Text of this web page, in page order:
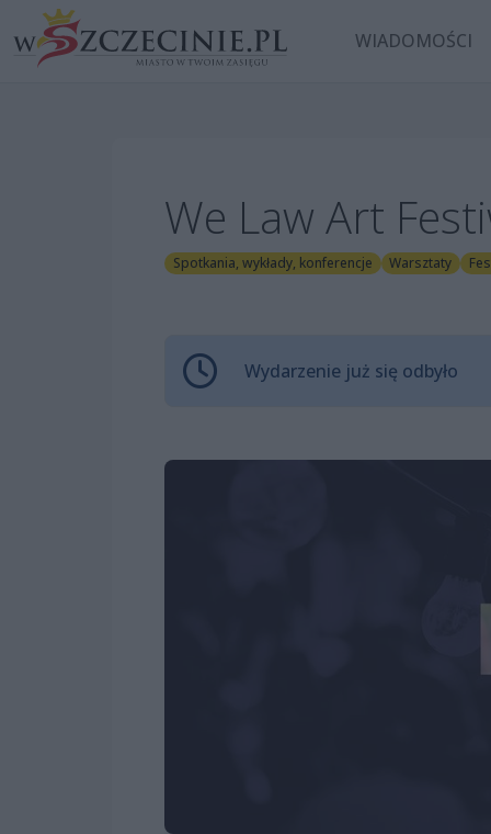
WIADOMOŚCI
We Law Art
Spotkania, wykłady, konferencje Warsztaty
Wydarzenie już się odbyło